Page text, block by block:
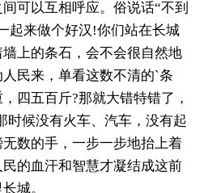
可以互相呼应。俗说话“不到
起来做个好汉!你们站在长城
上的条石，会不会很自然地
民来，单看这数不清的`条
四五百斤?那就大错特错了，
时候没有火车、汽车，没有起
数的手，一步一步地抬上着
的血汗和智慧才凝结成这前
城。